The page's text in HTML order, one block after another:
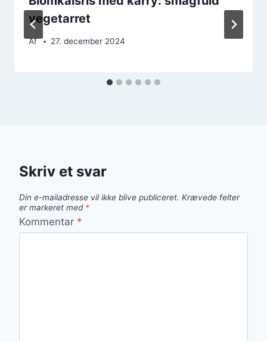
vegetarret
Af 27. december 2024
Skriv et svar
Din e-mailadresse vil ikke blive publiceret. Krævede felter
er markeret med *
Kommentar *